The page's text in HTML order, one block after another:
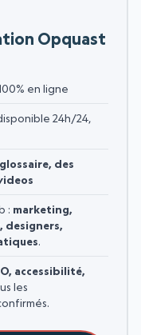
Opquast
en ligne
24h/24,
des
: marketing,
designers,
.
accessibilité,
les